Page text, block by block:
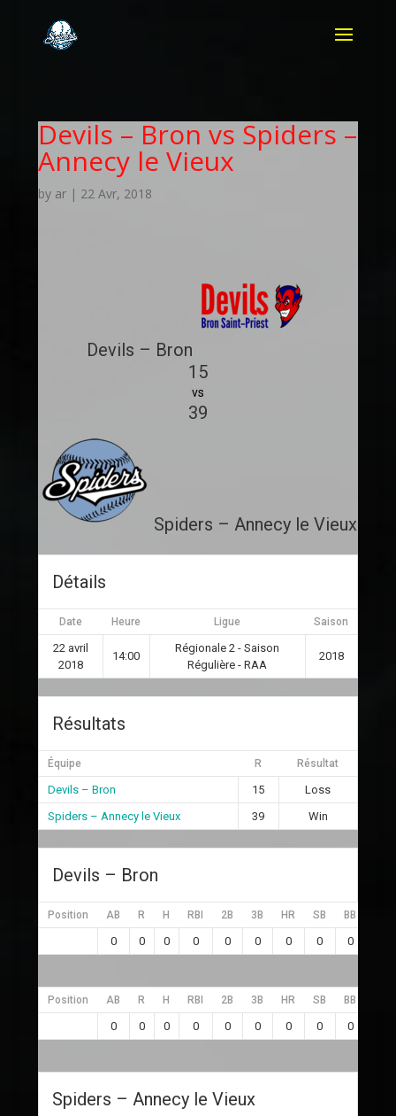
Devils – Bron vs Spiders –
Annecy le Vieux
by ar| 22 Avr, 2018
Devils – Bron
15
vs
39
Spiders – Annecy le Vieux
Détails
Date Heure Ligue Saison
22 avril
2018
14:00
Régionale 2 - Saison
Régulière - RAA
2018
Résultats
Équipe R Résultat
Devils – Bron 15
Loss
Spiders – Annecy le Vieux
39 Win
Devils – Bron
Position AB R H RBI 2B 3B HR SB BB
0 0 0 0 0 0 0 0 0
Position AB R H RBI 2B 3B HR SB BB
0 0 0 0 0 0 0 0 0
Spiders – Annecy le Vieux